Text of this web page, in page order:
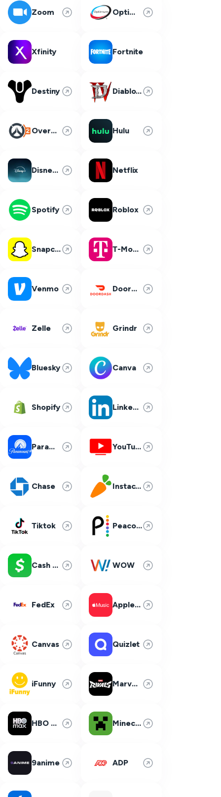
Zoom Optimum
Xfinity Fortnite
Destiny Diablo 4
Overwatch 2 Hulu
Disney Plus Netflix
Spotify Roblox
Snapchat T-Mobile
Venmo DoorDash
Zelle Grindr
Bluesky Canva
Shopify LinkedIn
Paramount Plus YouTube TV
Chase Instacart
Tiktok Peacock
Cash App WOW
FedEx Apple Music
Canvas Quizlet
iFunny Marvel Rivals
HBO Max Minecraft
9anime ADP